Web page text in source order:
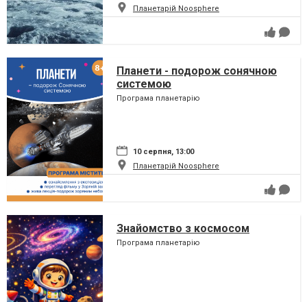
Планетарій Noosphere
Планети - подорож сонячною
системою
Програма планетарію
10 серпня, 13:00
Планетарій Noosphere
Знайомство з космосом
Програма планетарію